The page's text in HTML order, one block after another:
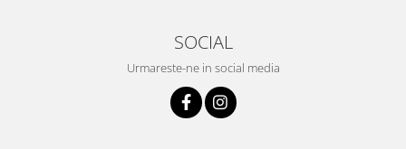
SOCIAL
Urmareste-ne in social media